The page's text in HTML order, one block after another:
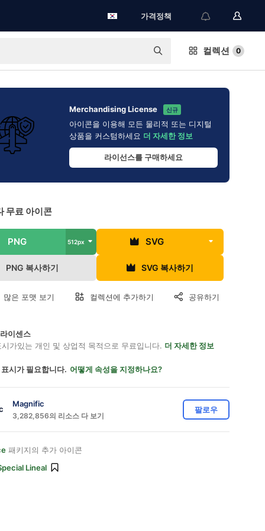
가격정책
컬렉션 0
Merchandising License 신규
아이콘을 이용해 모든 물리적 또는 디지털
상품을 커스텀하세요 더 자세한 정보
라이선스를 구매하세요
무료 아이콘
PNG 512px SVG
PNG 복사하기 SVG 복사하기
많은 포맷 보기 컬렉션에 추가하기 공유하기
이센스
가있는 개인 및 상업적 목적으로 무료입니다. 더 자세한 정보
시가 필요합니다. 어떻게 속성을 지정하나요?
Magnific
3,282,856의 리소스 다 보기
팔로우
패키지의 추가 아이콘
Lineal